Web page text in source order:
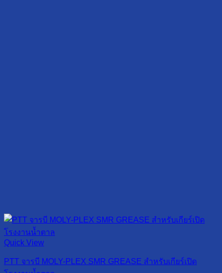
Quick View
PTT จารบี MOLY-PLEX SMR GREASE สำหรับเกียร์เปิด